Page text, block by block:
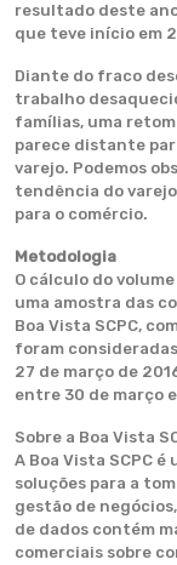
resultado deste
que teve início em
Diante do fraco
trabalho
famílias, uma
parece distante
varejo. Podemos
tendência do
para o comércio.
Metodologia
O cálculo do
uma amostra das
Boa Vista SCPC,
foram
27 de março de
entre 30 de março
Sobre a Boa Vista
A Boa Vista SCPC
soluções para a
gestão de
de dados contém
comerciais sobre